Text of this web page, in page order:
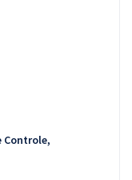
Controle,